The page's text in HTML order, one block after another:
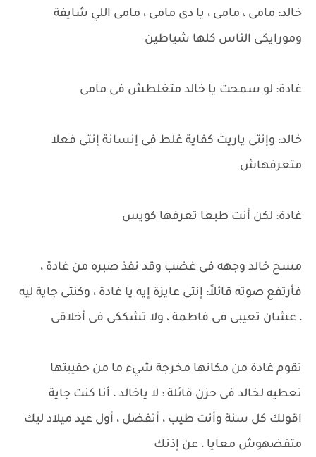
خالد: مامى ، مامى ، يا دى مامى ، مامى اللي شايفة
ومورايكى الناس كلها شياطين
غادة: لو سمحت يا خالد متغلطش فى مامى
خالد: وإنتى ياريت كفاية غلط فى إنسانة إنتى فعلا
متعرفهاش
غادة: لكن أنت طبعا تعرفها كويس
مسح خالد وجهه فى غضب وقد نفذ صبره من غادة ،
فأرتفع صوته قائلاً: إنتى عايزة إيه يا غادة ، وكنتى جاية ليه
، عشان تعيبى فى فاطمة ، ولا تشككى فى أخلاقى
تقوم غادة من مكانها مخرجة شيء ما من حقيبتها
تعطيه لخالد فى حزن قائلة : لا ياخالد ، أنا كنت جاية
اقولك كل سنة وأنت طيب ، أتفضل ، أول عيد ميلاد ليك
متقضهوش معايا ، عن إذنك